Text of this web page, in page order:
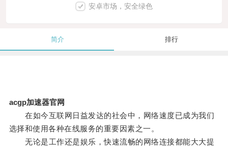
安卓市场，安全绿色
简介 排行
acgp加速器官网
在如今互联网日益发达的社会中，网络速度已成为我们
选择和使用各种在线服务的重要因素之一。
无论是工作还是娱乐，快速流畅的网络连接都能大大提